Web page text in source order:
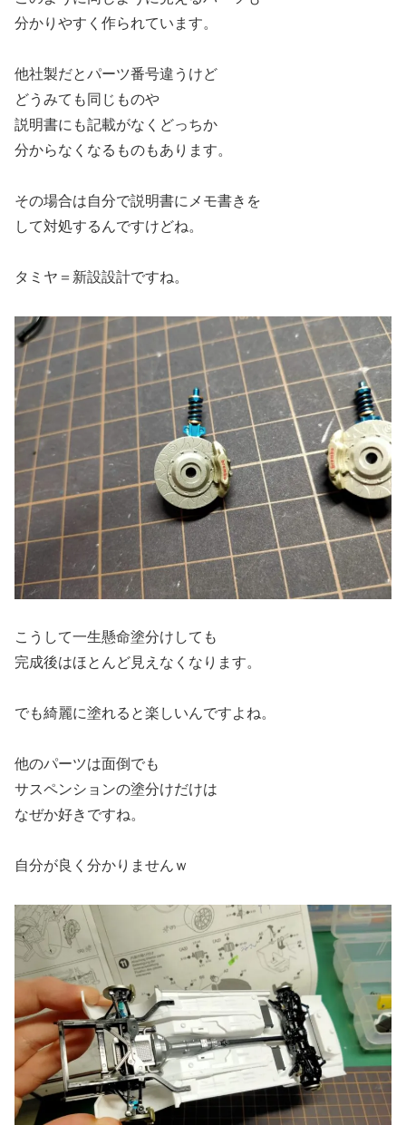
分かりやすく作られています。
他社製だとパーツ番号違うけど
どうみても同じものや
説明書にも記載がなくどっちか
分からなくなるものもあります。
その場合は自分で説明書にメモ書きを
して対処するんですけどね。
タミヤ＝新設設計ですね。
こうして一生懸命塗分けしても
完成後はほとんど見えなくなります。
でも綺麗に塗れると楽しいんですよね。
他のパーツは面倒でも
サスペンションの塗分けだけは
なぜか好きですね。
自分が良く分かりませんｗ